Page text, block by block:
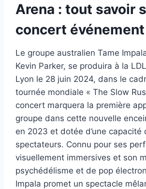
Arena : tout savoir
concert événement
Le groupe australien Tame
Kevin Parker, se produira à la
Lyon le 28 juin 2024, dans le
tournée mondiale « The Slow
concert marquera la première
groupe dans cette nouvelle
en 2023 et dotée d’une capacité
spectateurs. Connu pour ses
visuellement immersives et son
psychédélisme et de pop
Impala promet un spectacle